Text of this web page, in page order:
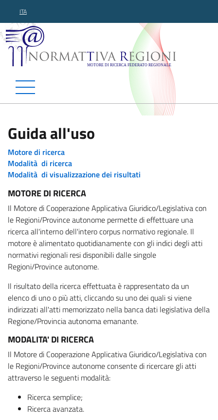
ITA
Normattiva Regioni -
Guida all'uso
Motore di ricerca
Modalità di ricerca
Modalità di visualizzazione dei risultati
MOTORE DI RICERCA
Il Motore di Cooperazione Applicativa Giuridico/Legislativa con
le Regioni/Province autonome permette di effettuare una
ricerca all'interno dell'intero corpus normativo regionale. Il
motore è alimentato quotidianamente con gli indici degli atti
normativi regionali resi disponibili dalle singole
Regioni/Province autonome.
Il risultato della ricerca effettuata è rappresentato da un
elenco di uno o più atti, cliccando su uno dei quali si viene
indirizzati all'atti memorizzato nella banca dati legislativa della
Regione/Provincia autonoma emanante.
MODALITA' DI RICERCA
Il Motore di Cooperazione Applicativa Giuridico/Legislativa con
le Regioni/Province autonome consente di ricercare gli atti
attraverso le seguenti modalità:
Ricerca semplice;
Ricerca avanzata.